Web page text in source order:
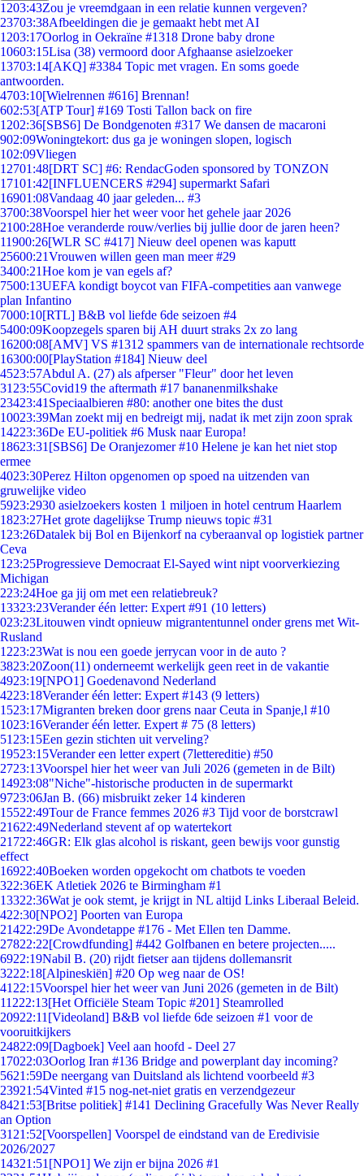
1203:43Zou je vreemdgaan in een relatie kunnen vergeven?
23703:38Afbeeldingen die je gemaakt hebt met AI
1203:17Oorlog in Oekraïne #1318 Drone baby drone
10603:15Lisa (38) vermoord door Afghaanse asielzoeker
13703:14[AKQ] #3384 Topic met vragen. En soms goede
antwoorden.
4703:10[Wielrennen #616] Brennan!
602:53[ATP Tour] #169 Tosti Tallon back on fire
1202:36[SBS6] De Bondgenoten #317 We dansen de macaroni
902:09Woningtekort: dus ga je woningen slopen, logisch
102:09Vliegen
12701:48[DRT SC] #6: RendacGoden sponsored by TONZON
17101:42[INFLUENCERS #294] supermarkt Safari
16901:08Vandaag 40 jaar geleden... #3
3700:38Voorspel hier het weer voor het gehele jaar 2026
2100:28Hoe veranderde rouw/verlies bij jullie door de jaren heen?
11900:26[WLR SC #417] Nieuw deel openen was kaputt
25600:21Vrouwen willen geen man meer #29
3400:21Hoe kom je van egels af?
7500:13UEFA kondigt boycot van FIFA-competities aan vanwege
plan Infantino
7000:10[RTL] B&B vol liefde 6de seizoen #4
5400:09Koopzegels sparen bij AH duurt straks 2x zo lang
16200:08[AMV] VS #1312 spammers van de internationale rechtsorde
16300:00[PlayStation #184] Nieuw deel
4523:57Abdul A. (27) als afperser "Fleur" door het leven
31 23:55Covid19 the aftermath #17 bananenmilkshake
23423:41 Speciaalbieren #80: another one bites the dust
10023:39Man zoekt mij en bedreigt mij, nadat ik met zijn zoon sprak
14223:36De EU-politiek #6 Musk naar Europa!
18623:31 [SBS6] De Oranjezomer #10 Helene je kan het niet stop
ermee
4023:30Perez Hilton opgenomen op spoed na uitzenden van
gruwelijke video
5923:2930 asielzoekers kosten 1 miljoen in hotel centrum Haarlem
1823:27Het grote dagelijkse Trump nieuws topic #31
1 23:26Datalek bij Bol en Bijenkorf na cyberaanval op logistiek partner
Ceva
1 23:25Progressieve Democraat El-Sayed wint nipt voorverkiezing
Michigan
223:24Hoe ga jij om met een relatiebreuk?
13323:23Verander één letter: Expert #91 (10 letters)
023:23Litouwen vindt opnieuw migrantentunnel onder grens met Wit-
Rusland
1223:23Wat is nou een goede jerrycan voor in de auto ?
3823:20Zoon(11) onderneemt werkelijk geen reet in de vakantie
4923:19[NPO1] Goedenavond Nederland
4223:18Verander één letter: Expert #143 (9 letters)
1523:17Migranten breken door grens naar Ceuta in Spanje,l #10
1023:16Verander één letter. Expert # 75 (8 letters)
51 23:15Een gezin stichten uit verveling?
19523:15Verander een letter expert (7lettereditie) #50
2723:13Voorspel hier het weer van Juli 2026 (gemeten in de Bilt)
14923:08"Niche"-historische producten in de supermarkt
9723:06Jan B. (66) misbruikt zeker 14 kinderen
15522:49Tour de France femmes 2026 #3 Tijd voor de borstcrawl
21622:49Nederland stevent af op watertekort
21722:46GR: Elk glas alcohol is riskant, geen bewijs voor gunstig
effect
16922:40Boeken worden opgekocht om chatbots te voeden
322:36EK Atletiek 2026 te Birmingham #1
13322:36Wat je ook stemt, je krijgt in NL altijd Links Liberaal Beleid.
422:30[NPO2] Poorten van Europa
21422:29De Avondetappe #176 - Met Ellen ten Damme.
27822:22[Crowdfunding] #442 Golfbanen en betere projecten.....
6922:19Nabil B. (20) rijdt fietser aan tijdens dollemansrit
3222:18[Alpineskiën] #20 Op weg naar de OS!
41 22:15Voorspel hier het weer van Juni 2026 (gemeten in de Bilt)
11222:13[Het Officiële Steam Topic #201] Steamrolled
20922:11 [Videoland] B&B vol liefde 6de seizoen #1 voor de
vooruitkijkers
24822:09[Dagboek] Veel aan hoofd - Deel 27
17022:03Oorlog Iran #136 Bridge and powerplant day incoming?
5621:59De neergang van Duitsland als lichtend voorbeeld #3
23921:54Vinted #15 nog-net-niet gratis en verzendgezeur
8421:53[Britse politiek] #141 Declining Gracefully Was Never Really
an Option
31 21:52[Voorspellen] Voorspel de eindstand van de Eredivisie
2026/2027
14321:51 [NPO1] We zijn er bijna 2026 #1